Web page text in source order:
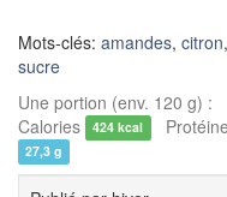
Mots-clés: amandes, citron,
sucre
Une portion (env. 120 g) :
Calories
424 kcal
27,3 g